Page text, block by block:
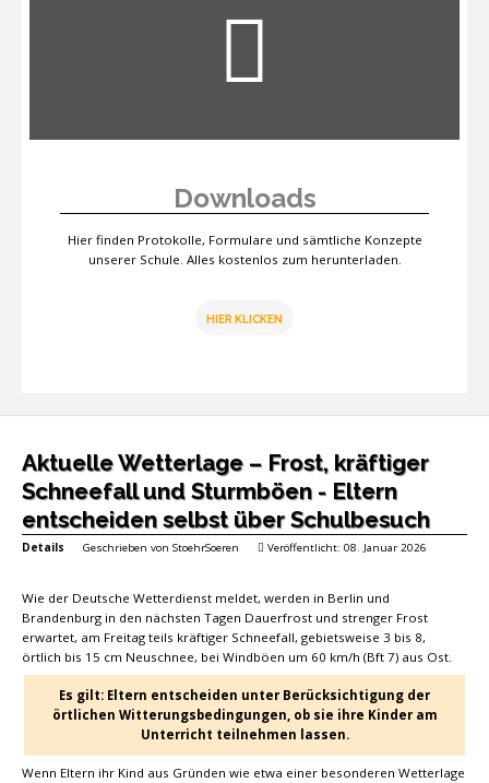
Downloads
Hier finden Protokolle, Formulare und sämtliche Konzepte
unserer Schule. Alles kostenlos zum herunterladen.
HIER KLICKEN
Aktuelle Wetterlage – Frost, kräftiger
Schneefall und Sturmböen - Eltern
entscheiden selbst über Schulbesuch
Details Geschrieben von StoehrSoeren Veröffentlicht: 08. Januar 2026
Wie der Deutsche Wetterdienst meldet, werden in Berlin und
Brandenburg in den nächsten Tagen Dauerfrost und strenger Frost
erwartet, am Freitag teils kräftiger Schneefall, gebietsweise 3 bis 8,
örtlich bis 15 cm Neuschnee, bei Windböen um 60 km/h (Bft 7) aus Ost.
Es gilt: Eltern entscheiden unter Berücksichtigung der
örtlichen Witterungsbedingungen, ob sie ihre Kinder am
Unterricht teilnehmen lassen.
Wenn Eltern ihr Kind aus Gründen wie etwa einer besonderen Wetterlage